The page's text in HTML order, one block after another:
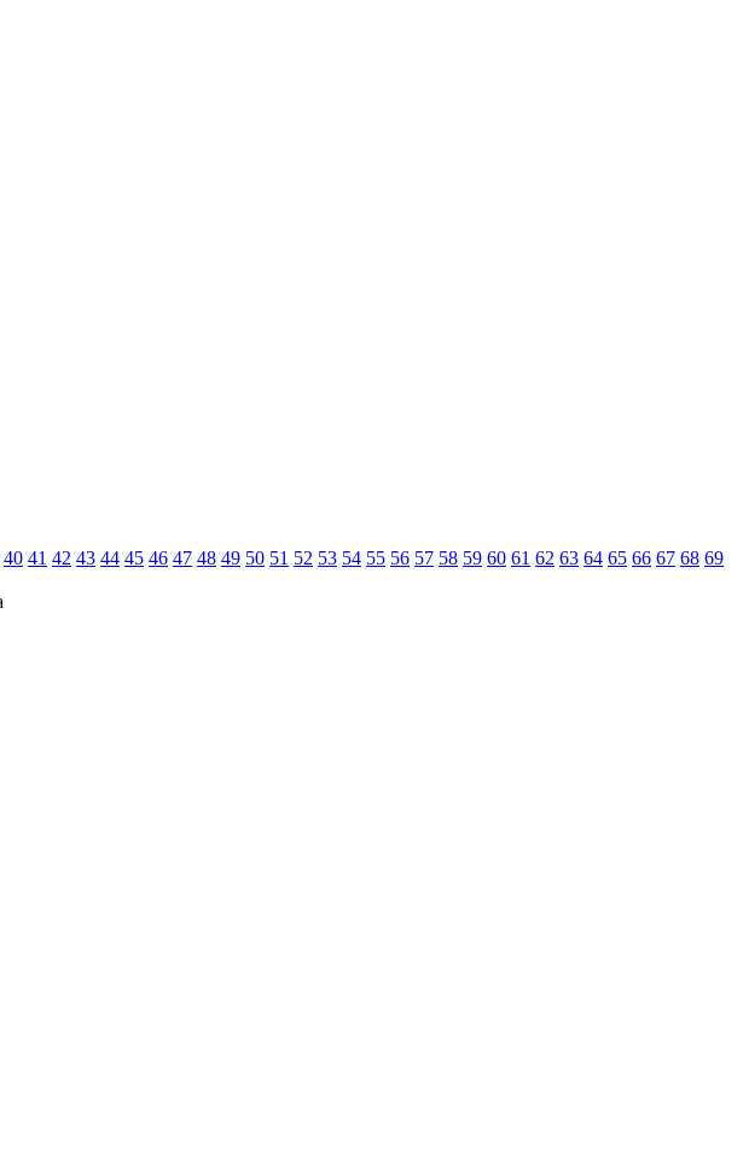
40 41 42 43 44 45 46 47 48 49 50 51 52 53 54 55 56 57 58 59 60 61 62 63 64 65 66 67 68 69